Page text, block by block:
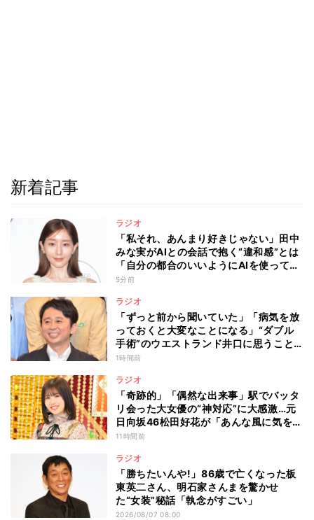
新着記事
ラジオ
「私それ、あんまり好きじゃない」田中
みな実がAIとの会話で抱く“違和感”とは
「自分の都合のいいようにAIを使ってる
人たちって…」
5分前
ラジオ
「ずっと前から聞いていた」「病気を放
っておくと大変なことになる」“ダブル
手術”のウエストランド井口に思うこと…
有吉弘行が本音を明かした“仕事と病
1時間前
ラジオ
「奇跡的」「偶然な出来事」駅でバッタ
リ会った大女優の“神対応”に大感激…元
日向坂46松田好花が「あんな風に気を使
える人になりたい」と感動した“振る舞
11時間前
ラジオ
「勝ちたいんや!」86歳で亡くなった板
東英二さん、明石家さんまを驚かせ
た“女装”秘話「執念がすごい」
2026/08/07 08:00